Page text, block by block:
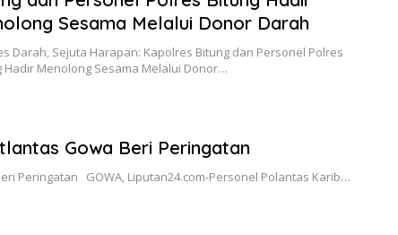
Sesama Melalui Donor Darah
Darah, Sejuta Harapan: Kapolres Bitung dan Personel Polres
Hadir Menolong Sesama Melalui Donor…
Gowa Beri Peringatan
Peringatan GOWA, Liputan24.com-Personel Polantas Karib…